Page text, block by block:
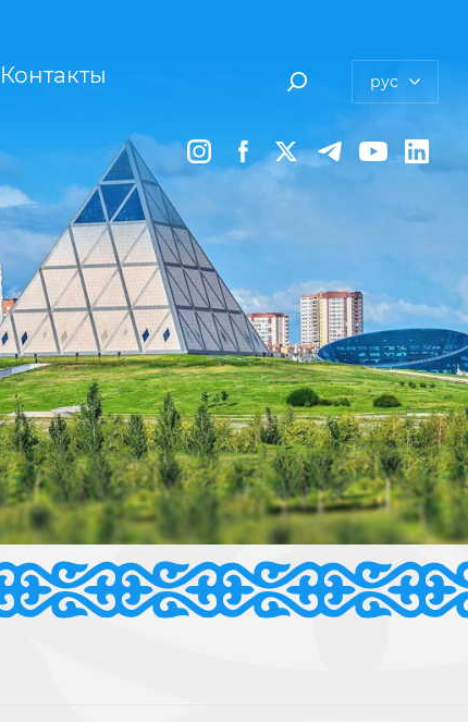
Контакты рус